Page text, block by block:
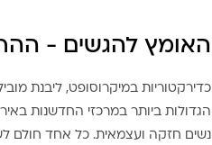
האומץ להגשים -
כדירקטוריות במיקרוסופט, ליבנת
הגדולות ביותר במרכזי החדשנות
נשים חזקה ועצמאית. כל אחד חולם